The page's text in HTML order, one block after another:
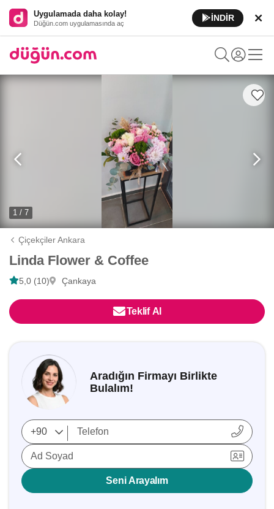
Uygulamada daha kolay!
Düğün.com uygulamasında aç
İNDİR
1 / 7
Çiçekçiler Ankara
Linda Flower & Coffee
5,0 (10) Çankaya
Teklif Al
Aradığın Firmayı Birlikte
Bulalım!
Ad Soyad
Seni Arayalım